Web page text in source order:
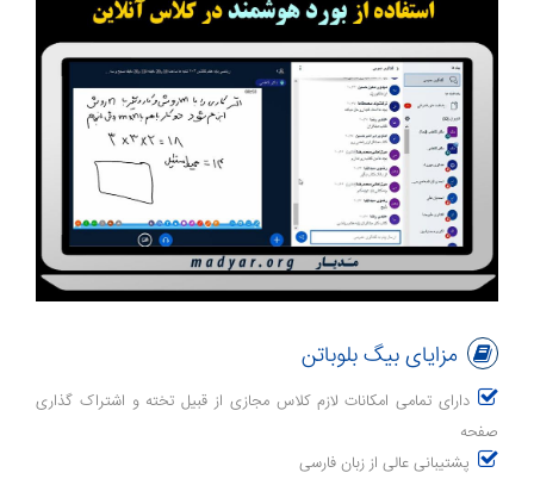
مزایای بیگ بلوباتن
دارای تمامی امکانات لازم کلاس مجازی از قبیل تخته و اشتراک گذاری
صفحه
پشتیبانی عالی از زبان فارسی